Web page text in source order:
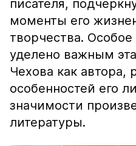
писателя,
моменты его
творчества.
уделено важным
Чехова как автора,
особенностей его
значимости
литературы.